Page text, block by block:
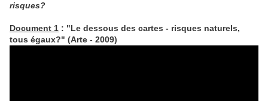
risques?
Document 1 : "Le dessous des cartes - risques naturels,
tous égaux?" (Arte - 2009)